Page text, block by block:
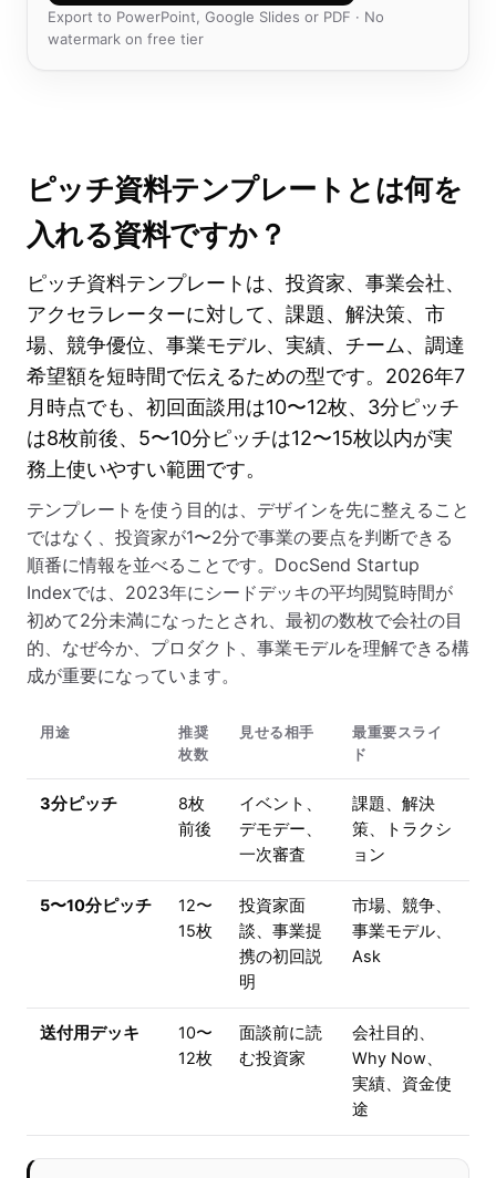
Export to PowerPoint, Google Slides or PDF · No
watermark on free tier
ピッチ資料テンプレートとは何を
入れる資料ですか？
ピッチ資料テンプレートは、投資家、事業会社、
アクセラレーターに対して、課題、解決策、市
場、競争優位、事業モデル、実績、チーム、調達
希望額を短時間で伝えるための型です。2026年7
月時点でも、初回面談用は10〜12枚、3分ピッチ
は8枚前後、5〜10分ピッチは12〜15枚以内が実
務上使いやすい範囲です。
テンプレートを使う目的は、デザインを先に整えること
ではなく、投資家が1〜2分で事業の要点を判断できる
順番に情報を並べることです。DocSend Startup
Indexでは、2023年にシードデッキの平均閲覧時間が
初めて2分未満になったとされ、最初の数枚で会社の目
的、なぜ今か、プロダクト、事業モデルを理解できる構
成が重要になっています。
用途
推奨
枚数
見せる相手
最重要スライ
ド
3分ピッチ
8枚
前後
イベント、
デモデー、
一次審査
課題、解決
策、トラクシ
ョン
5〜10分ピッチ
12〜
15枚
投資家面
談、事業提
携の初回説
明
市場、競争、
事業モデル、
Ask
送付用デッキ
10〜
12枚
面談前に読
む投資家
会社目的、
Why Now、
実績、資金使
途